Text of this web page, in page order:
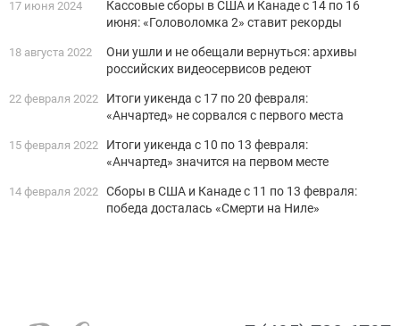
17 июня 2024
Кассовые сборы в США и Канаде с 14 по 16
июня: «Головоломка 2» ставит рекорды
18 августа 2022
Они ушли и не обещали вернуться: архивы
российских видеосервисов редеют
22 февраля 2022
Итоги уикенда с 17 по 20 февраля:
«Анчартед» не сорвался с первого места
15 февраля 2022
Итоги уикенда с 10 по 13 февраля:
«Анчартед» значится на первом месте
14 февраля 2022 Сборы в США и Канаде с 11 по 13 февраля:
победа досталась «Смерти на Ниле»